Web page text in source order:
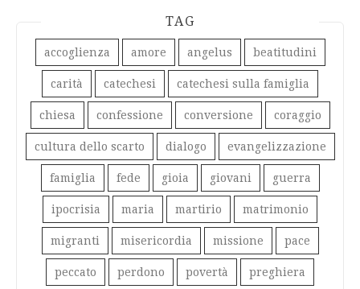
TAG
accoglienza amore angelus beatitudini
carità catechesi catechesi sulla famiglia
chiesa confessione conversione coraggio
cultura dello scarto dialogo evangelizzazione
famiglia fede gioia giovani guerra
ipocrisia maria martirio matrimonio
migranti misericordia missione pace
peccato perdono povertà preghiera